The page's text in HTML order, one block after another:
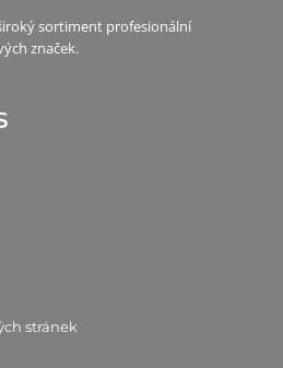
sortiment profesionální
značek.
stránek